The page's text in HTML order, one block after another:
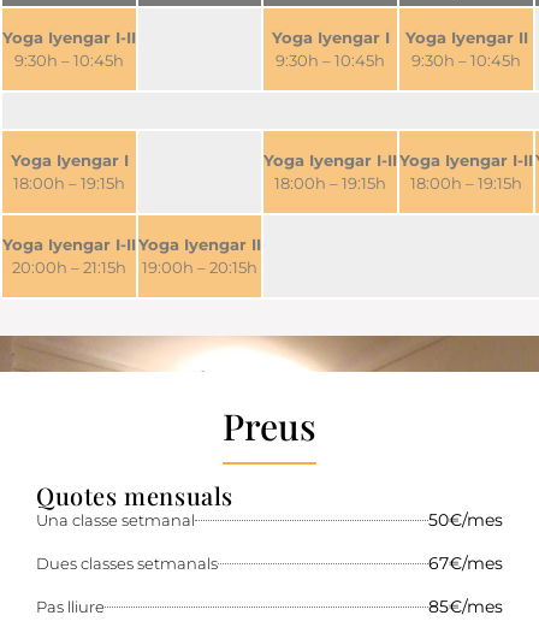
Yoga Iyengar I-II
9:30h – 10:45h
Yoga Iyengar I
9:30h – 10:45h
Yoga Iyengar II
9:30h – 10:45h
Yoga Iyengar I
18:00h – 19:15h
Yoga Iyengar I-II
18:00h – 19:15h
Yoga Iyengar I-II
18:00h – 19:15h
Yoga Iyengar I-II
20:00h – 21:15h
Yoga Iyengar II
19:00h – 20:15h
Preus
Quotes mensuals
Una classe setmanal 50€/mes
Dues classes setmanals 67€/mes
Pas lliure 85€/mes